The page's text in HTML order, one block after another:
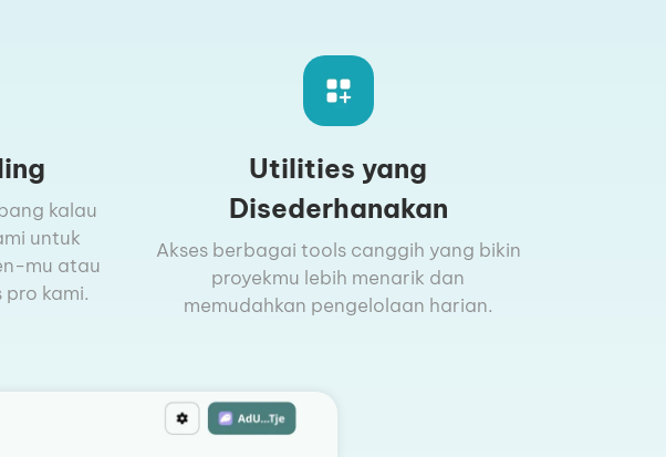
kalau
untuk
mu atau
kami.
Utilities yang
Disederhanakan
Akses berbagai tools canggih yang bikin
proyekmu lebih menarik dan
memudahkan pengelolaan harian.